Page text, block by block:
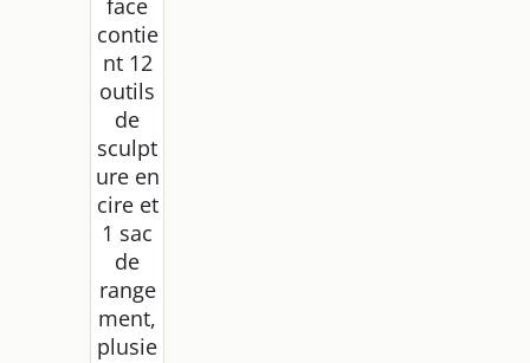
face
contie
nt 12
outils
de
sculpt
ure en
cire et
1 sac
de
range
ment,
plusie